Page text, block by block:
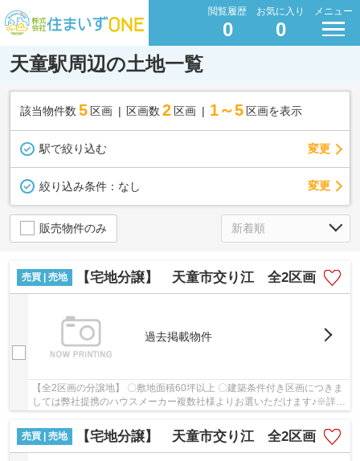
閲覧履歴
0
お気に入り
0
メニュー
天童駅周辺の土地一覧
該当物件数 5 区画 区画数 2 区画 1～5 区画を表示
駅で絞り込む 変更
絞り込み条件： なし 変更
販売物件のみ
売買 | 売地 【宅地分譲】 天童市交り江 全2区画
過去掲載物件
【全2区画の分譲地】 〇敷地面積60坪以上 〇建築条件付き区画につきま
しては弊社提携のハウスメーカー複数社様よりお選いただけます♪※詳細
売買 | 売地
【宅地分譲】 天童市交り江 全2区画